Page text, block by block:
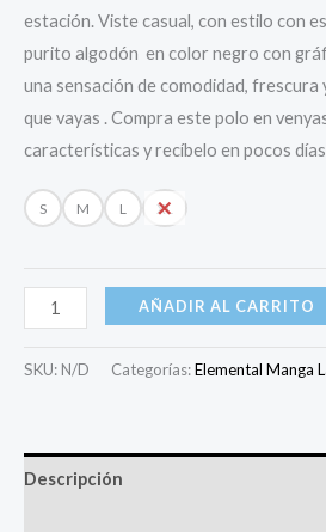
estación. Viste casual, con estilo con
purito algodón en color negro con
una sensación de comodidad, frescura
que vayas . Compra este polo en
características y recíbelo en pocos
S M L XL
AÑADIR AL CARRITO
SKU: N/D Categorías:Elemental Manga
Descripción